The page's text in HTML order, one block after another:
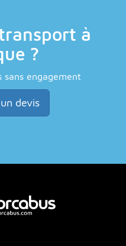
à
?
sans engagement
devis